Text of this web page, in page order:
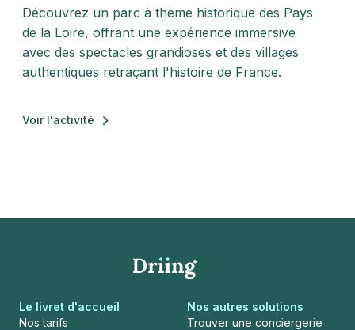
Découvrez un parc à thème historique des Pays
de la Loire, offrant une expérience immersive
avec des spectacles grandioses et des villages
authentiques retraçant l'histoire de France.
Voir l'activité
Le livret d'accueil
Nos tarifs
Nos autres solutions
Trouver une conciergerie